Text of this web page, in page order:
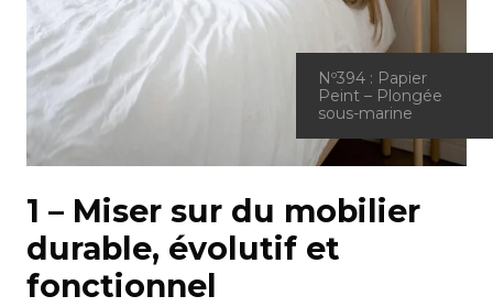
Nº394 : Papier
Peint – Plongée
sous-marine
1 – Miser sur du mobilier
durable, évolutif et
fonctionnel